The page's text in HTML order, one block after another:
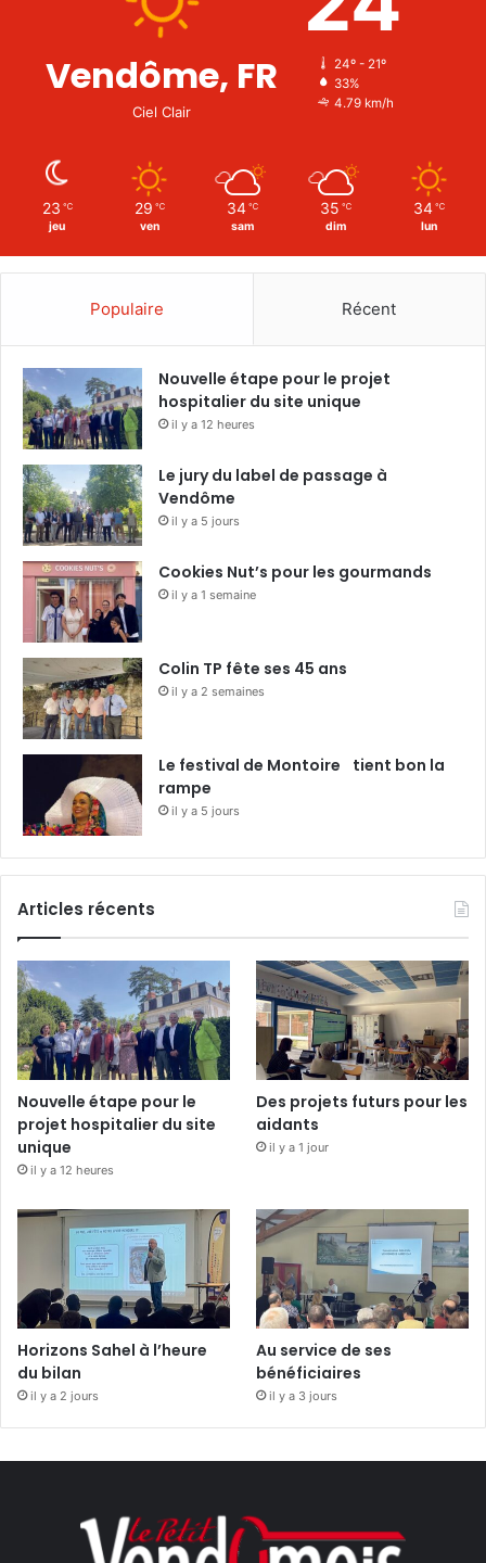
Vendôme, FR
Ciel Clair
24º - 21º
33%
4.79 km/h
23 ℃
jeu
29 ℃
ven
34 ℃
sam
35 ℃
dim
34 ℃
lun
Populaire Récent
Nouvelle étape pour le projet
hospitalier du site unique
il y a 12 heures
Le jury du label de passage à
Vendôme
il y a 5 jours
Cookies Nut’s pour les gourmands
il y a 1 semaine
Colin TP fête ses 45 ans
il y a 2 semaines
Le festival de Montoire tient bon la
rampe
il y a 5 jours
Articles récents
Nouvelle étape pour le
projet hospitalier du site
unique
il y a 12 heures
Des projets futurs pour les
aidants
il y a 1 jour
Horizons Sahel à l’heure
du bilan
il y a 2 jours
Au service de ses
bénéficiaires
il y a 3 jours